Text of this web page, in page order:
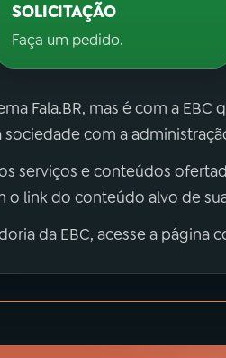
SOLICITAÇÃO
Faça um pedido.
Fala.BR, mas é com a EBC
com a
serviços e conteúdos
o link do conteúdo alvo de
da EBC, acesse a página